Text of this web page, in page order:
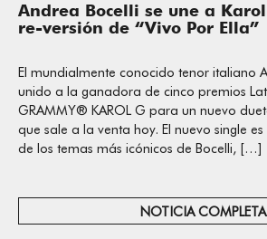
Andrea Bocelli se une a
re-versión de “Vivo Por Ella”
El mundialmente conocido tenor italiano
unido a la ganadora de cinco premios
GRAMMY® KAROL G para un nuevo
que sale a la venta hoy. El nuevo single
de los temas más icónicos de Bocelli, […]
NOTICIA COMPLETA